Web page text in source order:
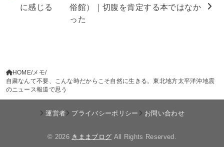
俗館）｜切腹を肯定する本ではなか
った
HOME メモ
自粛なんて不要、こんな時だからこそ自然に生きる。東北地方太平洋沖地震
のニュース報道で思う
運営者 プライバシーポリシー お問い合わせ
© 2026 きままブログ All Rights Reserved.